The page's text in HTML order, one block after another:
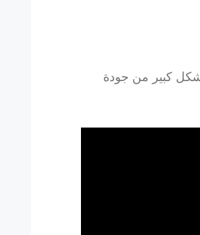
بشكل كبير من جودة